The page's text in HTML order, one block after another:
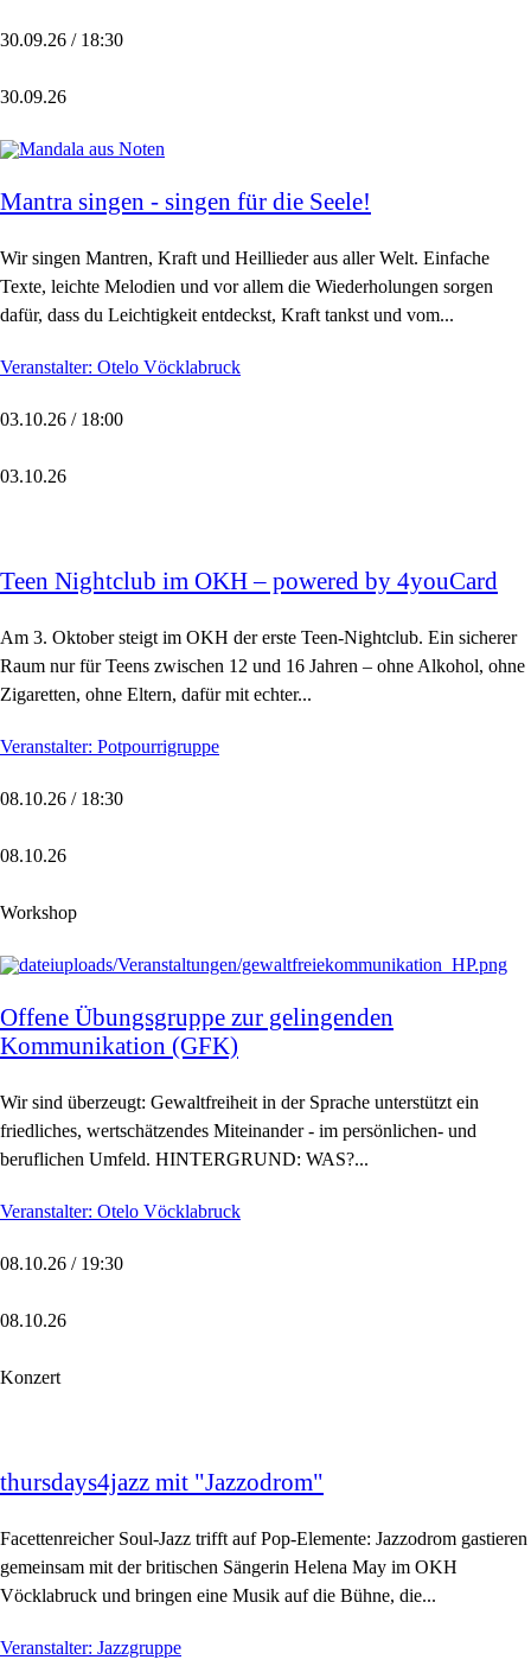
30.09.26 / 18:30
30.09.26
Mantra singen - singen für die Seele!
Wir singen Mantren, Kraft und Heillieder aus aller Welt. Einfache
Texte, leichte Melodien und vor allem die Wiederholungen sorgen
dafür, dass du Leichtigkeit entdeckst, Kraft tankst und vom...
Veranstalter: Otelo Vöcklabruck
03.10.26 / 18:00
03.10.26
Teen Nightclub im OKH – powered by 4youCard
Am 3. Oktober steigt im OKH der erste Teen-Nightclub. Ein sicherer
Raum nur für Teens zwischen 12 und 16 Jahren – ohne Alkohol, ohne
Zigaretten, ohne Eltern, dafür mit echter...
Veranstalter: Potpourrigruppe
08.10.26 / 18:30
08.10.26
Workshop
Offene Übungsgruppe zur gelingenden
Kommunikation (GFK)
Wir sind überzeugt: Gewaltfreiheit in der Sprache unterstützt ein
friedliches, wertschätzendes Miteinander - im persönlichen- und
beruflichen Umfeld. HINTERGRUND: WAS?...
Veranstalter: Otelo Vöcklabruck
08.10.26 / 19:30
08.10.26
Konzert
thursdays4jazz mit "Jazzodrom"
Facettenreicher Soul-Jazz trifft auf Pop-Elemente: Jazzodrom gastieren
gemeinsam mit der britischen Sängerin Helena May im OKH
Vöcklabruck und bringen eine Musik auf die Bühne, die...
Veranstalter: Jazzgruppe